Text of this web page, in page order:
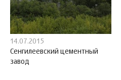
14.07.2015
Сенгилеевский цементный
завод